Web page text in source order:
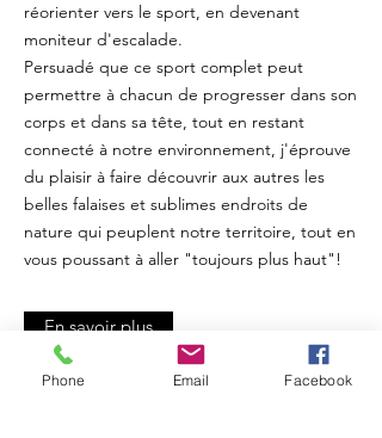
réorienter vers le sport, en devenant
moniteur d'escalade.
Persuadé que ce sport complet peut
permettre à chacun de progresser dans son
corps et dans sa tête, tout en restant
connecté à notre environnement, j'éprouve
du plaisir à faire découvrir aux autres les
belles falaises et sublimes endroits de
nature qui peuplent notre territoire, tout en
vous poussant à aller "toujours plus haut"!
En savoir plus
Phone Email Facebook